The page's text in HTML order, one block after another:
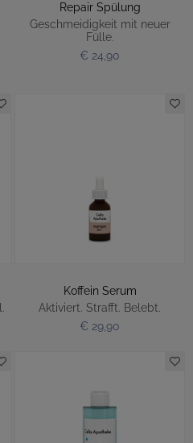
Repair Spülung
Geschmeidigkeit mit neuer
Fülle.
€ 24,90
Koffein Serum
Aktiviert. Strafft. Belebt.
€ 29,90